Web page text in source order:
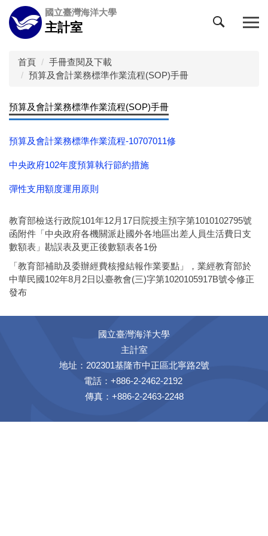
跳
到
主
國立臺灣海洋大學
主計室
首頁
手冊查閱及下載
預算及會計業務標準作業流程(SOP)手冊
預算及會計業務標準作業流程(SOP)手冊
預算及會計業務標準作業流程-10707011修
中央政府102年度預算執行節約措施
彈性支用額度運用原則
教育部檢送行政院101年12月17日院授主預字第1010102795號
函附件「中央政府各機關派赴國外各地區出差人員生活費日支
數額表」勘誤表及更正後數額表各1份
「教育部補助及委辦經費核撥結報作業要點」，業經教育部於
中華民國102年8月2日以臺教會(三)字第1020105917B號令修正
發布
國立臺灣海洋大學
主計室
地址：202301基隆市中正區北寧路2號
電話：+886-2-2462-2192
傳真：+886-2-2463-2248